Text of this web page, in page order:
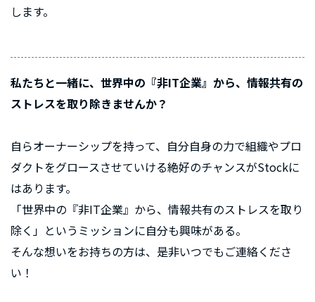
します。
私たちと一緒に、世界中の『非IT企業』から、情報共有の
ストレスを取り除きませんか？
自らオーナーシップを持って、自分自身の力で組織やプロ
ダクトをグロースさせていける絶好のチャンスがStockに
はあります。
「世界中の『非IT企業』から、情報共有のストレスを取り
除く」というミッションに自分も興味がある。
そんな想いをお持ちの方は、是非いつでもご連絡くださ
い！